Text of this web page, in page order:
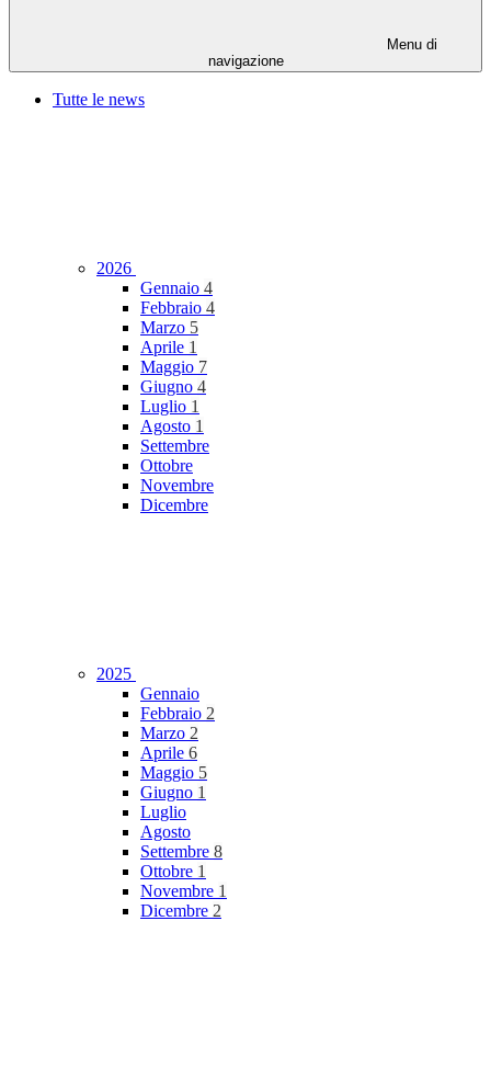
Menu di
navigazione
Tutte le news
2026
Gennaio 4
Febbraio 4
Marzo 5
Aprile 1
Maggio 7
Giugno 4
Luglio 1
Agosto 1
Settembre
Ottobre
Novembre
Dicembre
2025
Gennaio
Febbraio 2
Marzo 2
Aprile 6
Maggio 5
Giugno 1
Luglio
Agosto
Settembre 8
Ottobre 1
Novembre 1
Dicembre 2